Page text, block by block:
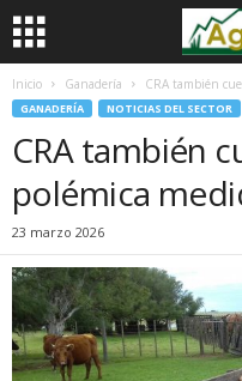
Inicio Ganadería CRA también
GANADERÍA NOTICIAS DEL SECTOR
CRA también
polémica
23 marzo 2026